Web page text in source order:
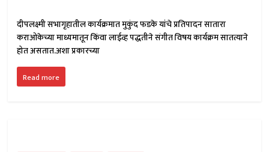
दीपलक्ष्मी सभागृहातील कार्यक्रमात मुकुंद फडके यांचे प्रतिपादन सातारा
कराओकेच्या माध्यमातून किंवा लाईव्ह पद्धतीने संगीत विषय कार्यक्रम सातत्याने
होत असतात.अशा प्रकारच्या
Read more